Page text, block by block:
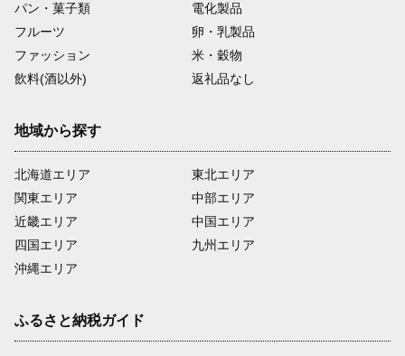
パン・菓子類
電化製品
フルーツ
卵・乳製品
ファッション
米・穀物
飲料(酒以外)
返礼品なし
地域から探す
北海道エリア
関東エリア
近畿エリア
四国エリア
沖縄エリア
東北エリア
中部エリア
中国エリア
九州エリア
ふるさと納税ガイド